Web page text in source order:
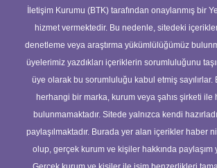
İletişim Kurumu (BTK) tarafından onaylanmış bir
hizmet vermektedir. Bu nedenle, sitedeki
denetleme veya araştırma yükümlülüğümüz
üyelerimiz yazdıkları içeriklerin sorumluluğunu
üye olarak bu sorumluluğu kabul etmiş sayılırlar.
herhangi bir marka, kurum veya şahıs şirketi ile
bulunmamaktadır. Sitede yalnızca kendi
paylaşılmaktadır. Burada yer alan içerikler haber
olup, gerçek kurum ve kişiler hakkında paylaşım